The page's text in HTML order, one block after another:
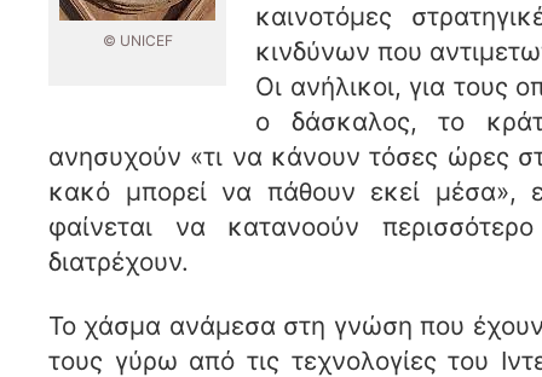
© UNICEF
καινοτόμες
κινδύνων που
Οι ανήλικοι, για τους
ο δάσκαλος, το
ανησυχούν «τι να κάνουν τόσες ώρες
κακό μπορεί να πάθουν εκεί μέσα»,
φαίνεται να κατανοούν
διατρέχουν.
Το χάσμα ανάμεσα στη γνώση που έχουν
τους γύρω από τις τεχνολογίες του